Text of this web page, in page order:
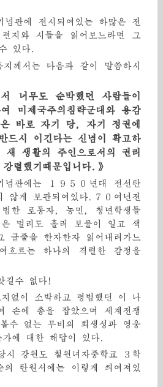
념관에 전시되여있는 하많은 전
지와 시들을 읽어보느라면 그
있다.
지께서는 다음과 같이 말씀하시
너무도 순박했던 사람들이
미제국주의침략군대와 용감
바로 자기 당, 자기 정권에
드시 이긴다는 신념이 확고하
생활의 주인으로서의 권리
렬했기때문입니다.》
념관에는 １９５０년대 전선탄
않게 보관되여있다.７０여년전
한 로동자, 농민, 청년학생들
멀리도 흘러 보풀이 일고 색
글줄을 한자한자 읽어내려가느
흐르는 하나의 격렬한 감정을
길수 없다!
없이 소박하고 평범했던 이 나
손에 총을 잡았으며 세계전쟁
수 없는 무비의 희생성과 영웅
가에 대한 해답이 있다.
시 강원도 철원녀자중학교 ３학
의 탄원서에는 이렇게 씌여져있